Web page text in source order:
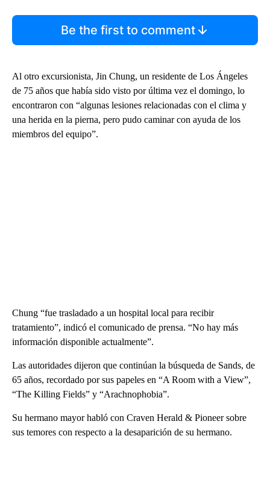
Be the first to comment
Al otro excursionista, Jin Chung, un residente de Los Ángeles
de 75 años que había sido visto por última vez el domingo, lo
encontraron con “algunas lesiones relacionadas con el clima y
una herida en la pierna, pero pudo caminar con ayuda de los
miembros del equipo”.
Chung “fue trasladado a un hospital local para recibir
tratamiento”, indicó el comunicado de prensa. “No hay más
información disponible actualmente”.
Las autoridades dijeron que continúan la búsqueda de Sands, de
65 años, recordado por sus papeles en “A Room with a View”,
“The Killing Fields” y “Arachnophobia”.
Su hermano mayor habló con Craven Herald & Pioneer sobre
sus temores con respecto a la desaparición de su hermano.